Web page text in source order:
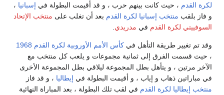
، و قد أقيمت البطولة فيإسبانيا،
بعد أن تغلب على منتخب الإتحاد
الأمم الأوروبية لكرة القدم 1968
و يلعب كل منتخب مع
ليلاقي بطل المجموعة الأخرى
البطولة في إيطاليا ، و قد فاز
البطولة ، بعد المباراة النهائية